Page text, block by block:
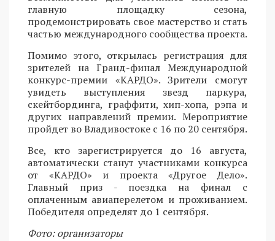
главную площадку сезона,
продемонстрировать свое мастерство и стать
частью международного сообщества проекта.
Помимо этого, открылась регистрация для
зрителей на Гранд-финал Международной
конкурс-премии «КАРДО». Зрители смогут
увидеть выступления звезд паркура,
скейтбординга, граффити, хип-хопа, рэпа и
других направлений премии. Мероприятие
пройдет во Владивостоке с 16 по 20 сентября.
Все, кто зарегистрируется до 16 августа,
автоматически станут участниками конкурса
от «КАРДО» и проекта «Другое Дело».
Главный приз - поездка на финал с
оплаченным авиаперелетом и проживанием.
Победителя определят до 1 сентября.
Фото: организаторы